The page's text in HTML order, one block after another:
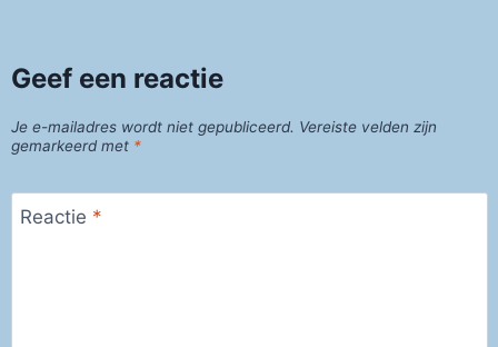
Geef een reactie
Je e-mailadres wordt niet gepubliceerd. Vereiste velden zijn
gemarkeerd met *
Reactie *